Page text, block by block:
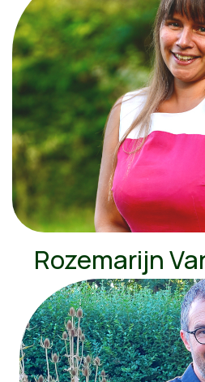
Rozemarijn